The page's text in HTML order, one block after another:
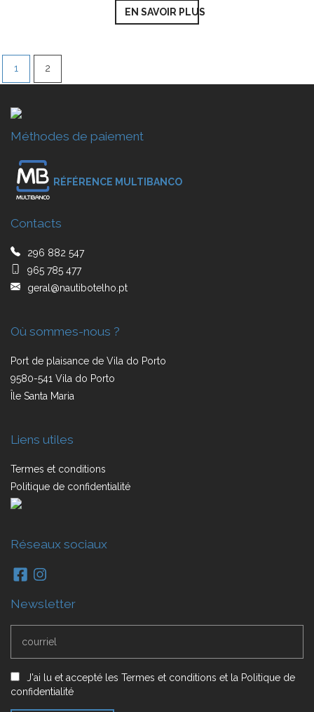
EN SAVOIR PLUS
1 2
Méthodes de paiement
RÉFÉRENCE MULTIBANCO
Contacts
296 882 547
965 785 477
geral@nautibotelho.pt
Où sommes-nous ?
Port de plaisance de Vila do Porto
9580-541 Vila do Porto
Île Santa Maria
Liens utiles
Termes et conditions
Politique de confidentialité
Réseaux sociaux
Newsletter
J'ai lu et accepté les Termes et conditions et la Politique de
confidentialité